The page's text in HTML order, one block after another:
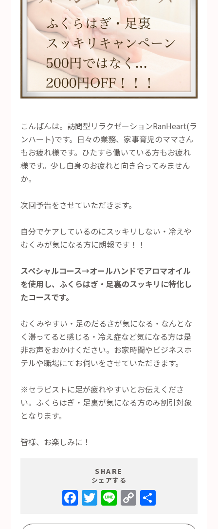
こんばんは。訪問型リラクゼーションRanHeart(ラ
ンハート)です。日々の業務、家事育児のママさん
もお疲れ様です。ひたすら働いている方もお疲れ
様です。少し自身のお疲れと向き合ってみません
か。
次回予告をさせていただきます。
自分でケアしているのにスッキリしない・冷えや
むくみが気になる方に朗報です！！
スペシャルコース→オールハンドでアロマオイル
を使用し、ふくらはぎ・足裏のスッキリに特化し
たコースです。
むくみやすい・足のだるさが気になる・なんとな
く滞ってると感じる・冷え症など気になる方は是
非お声をおかけください。お家時間やビジネスホ
テルや職場にてお伺いをさせていただきます。
※セラピストに足が疲れやすいとお伝えくださ
い。ふくらはぎ・足裏が気になる方のみ割引対象
となります。
皆様、お楽しみに！
SHARE
シェアする
Facebook
Twitter
LineCopy
Link